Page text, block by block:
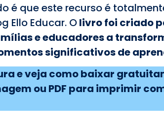
é que este recurso é
Ello Educar. Olivro foi criado
e educadores a
significativos de
e veja como baixar
ou PDF para imprimir